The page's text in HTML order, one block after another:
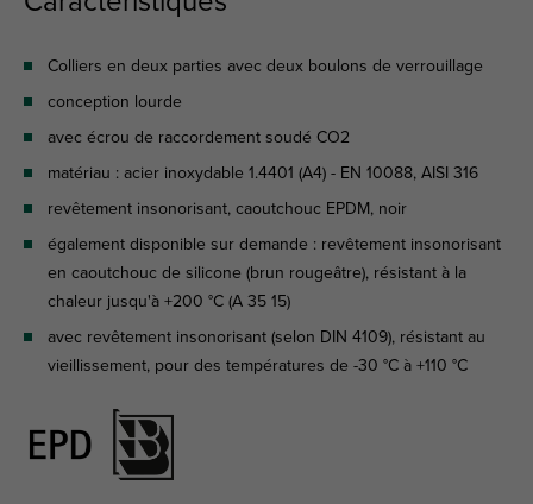
Colliers en deux parties avec deux boulons de verrouillage
conception lourde
avec écrou de raccordement soudé CO2
matériau : acier inoxydable 1.4401 (A4) - EN 10088, AISI 316
revêtement insonorisant, caoutchouc EPDM, noir
également disponible sur demande : revêtement insonorisant
en caoutchouc de silicone (brun rougeâtre), résistant à la
chaleur jusqu'à +200 °C (A 35 15)
avec revêtement insonorisant (selon DIN 4109), résistant au
vieillissement, pour des températures de -30 °C à +110 °C